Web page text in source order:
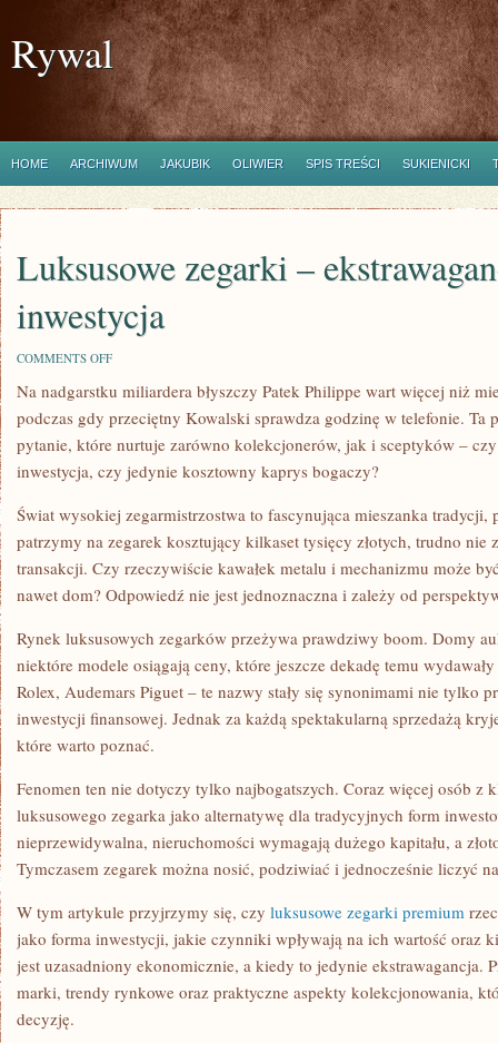
Rywal
HOME ARCHIWUM JAKUBIK OLIWIER SPIS TREŚCI SUKIENICKI
Luksusowe zegarki –
inwestycja
COMMENTS OFFON
ZEGARKI
EKSTRAWAGANCJA
CZY
INWESTYCJA
Na nadgarstku miliardera błyszczy Patek Philippe wart więcej niż
podczas gdy przeciętny Kowalski sprawdza godzinę w telefonie. Ta
pytanie, które nurtuje zarówno kolekcjonerów, jak i sceptyków –
inwestycja, czy jedynie kosztowny kaprys bogaczy?
Świat wysokiej zegarmistrzostwa to fascynująca mieszanka
patrzymy na zegarek kosztujący kilkaset tysięcy złotych, trudno nie
transakcji. Czy rzeczywiście kawałek metalu i mechanizmu może
nawet dom? Odpowiedź nie jest jednoznaczna i zależy od
Rynek luksusowych zegarków przeżywa prawdziwy boom. Domy
niektóre modele osiągają ceny, które jeszcze dekadę temu
Rolex, Audemars Piguet – te nazwy stały się synonimami nie tylko
inwestycji finansowej. Jednak za każdą spektakularną sprzedażą
które warto poznać.
Fenomen ten nie dotyczy tylko najbogatszych. Coraz więcej osób z
luksusowego zegarka jako alternatywę dla tradycyjnych form
nieprzewidywalna, nieruchomości wymagają dużego kapitału, a
Tymczasem zegarek można nosić, podziwiać i jednocześnie liczyć
W tym artykule przyjrzymy się, czy luksusowe zegarki premium
jako forma inwestycji, jakie czynniki wpływają na ich wartość oraz
jest uzasadniony ekonomicznie, a kiedy to jedynie ekstrawagancja.
marki, trendy rynkowe oraz praktyczne aspekty kolekcjonowania,
decyzję.